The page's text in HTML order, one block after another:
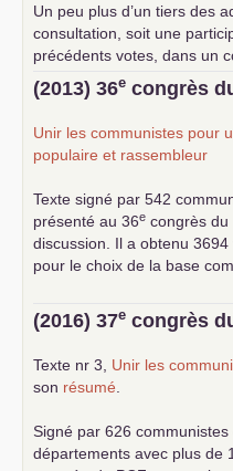
Un peu plus d’un tiers des
consultation, soit une
précédents votes, dans un
... lire la suite
(2013) 36e congrès
Unir les communistes pour
populaire et rassembleur
Texte signé par 542
présenté au 36e congrès du
discussion. Il a obtenu
pour le choix de la base
(2016) 37e congrès
Texte nr 3, Unir les
son résumé
Signé par 626
départements avec plus de